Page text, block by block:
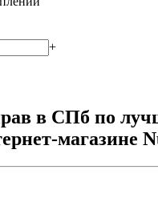
+
в СПб по
магазине